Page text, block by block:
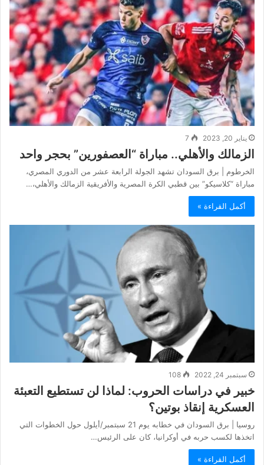
يناير 20, 2023 7
الزمالك والأهلي.. مباراة “العصفورين” بحجر واحد
الخرطوم | برق السودان تشهد الجولة الرابعة عشر من الدوري المصري،
مباراة “كلاسيكو” بين قطبي الكرة المصرية والأفريقية الزمالك والأهلي،…
أكمل القراءة »
سبتمبر 24, 2022 108
خبير في دراسات الحروب: لماذا لن تستطيع التعبئة
العسكرية إنقاذ بوتين؟
روسيا | برق السودان في خطابه يوم 21 سبتمبر/أيلول حول الخطوات التي
اتخذها لكسب حربه في أوكرانيا، كان على الرئيس…
أكمل القراءة »